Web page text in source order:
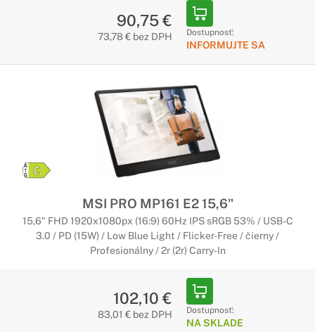
90,75 €
73,78 € bez DPH Dostupnosť:
INFORMUJTE SA
MSI PRO MP161 E2 15,6"
15,6" FHD 1920x1080px (16:9) 60Hz IPS sRGB 53% / USB-C
3.0 / PD (15W) / Low Blue Light / Flicker-Free / čierny /
Profesionálny / 2r (2r) Carry-In
102,10 €
83,01 € bez DPH Dostupnosť:
NA SKLADE